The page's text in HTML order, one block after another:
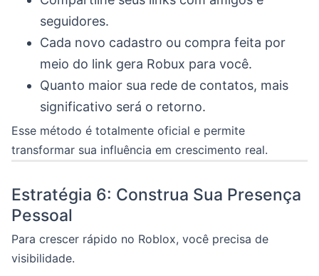
seguidores.
Cada novo cadastro ou compra feita por
meio do link gera Robux para você.
Quanto maior sua rede de contatos, mais
significativo será o retorno.
Esse método é totalmente oficial e permite
transformar sua influência em crescimento real.
Estratégia 6: Construa Sua Presença
Pessoal
Para crescer rápido no Roblox, você precisa de
visibilidade.